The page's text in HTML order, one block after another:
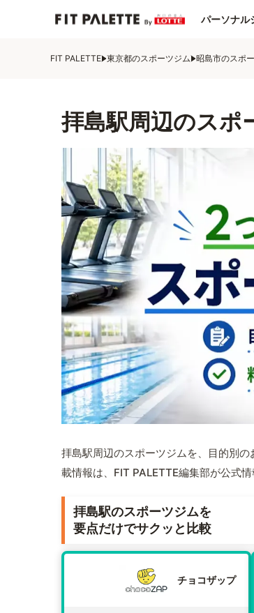
パーソナル
FIT PALETTE 東京都のスポーツジム 昭島市のスポ
拝島駅周辺のスポ
拝島駅周辺のスポーツジムを、目的別
載情報は、FIT PALETTE編集部が公式
拝島駅のスポーツジムを
要点だけでサクッと比較
チョコザップ